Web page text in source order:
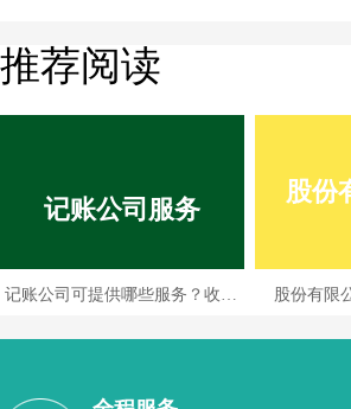
推荐阅读
记账公司服务
记账公司可提供哪些服务？收费情况如何？
股份
股份有限